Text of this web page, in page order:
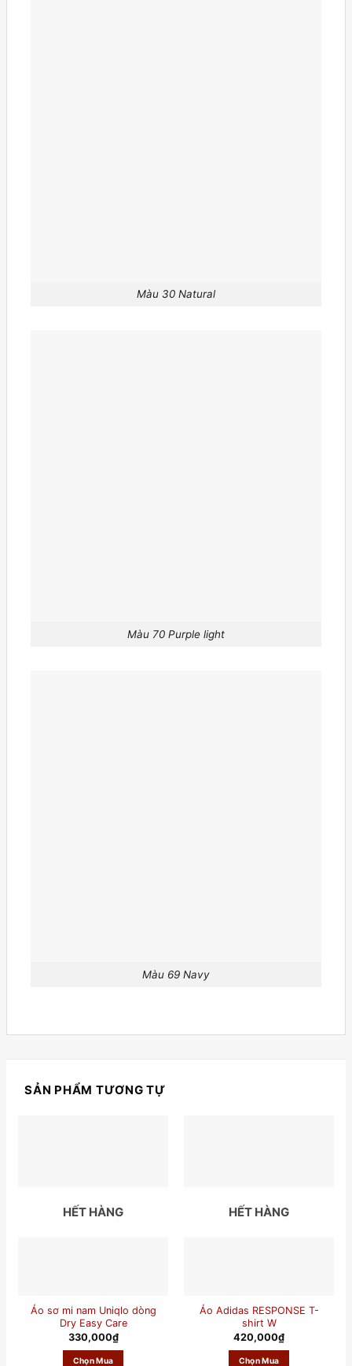
Màu 30 Natural
Màu 70 Purple light
Màu 69 Navy
SẢN PHẨM TƯƠNG TỰ
HẾT HÀNG
Áo sơ mi nam Uniqlo dòng
Dry Easy Care
330,000₫
Chọn Mua
HẾT HÀNG
Áo Adidas RESPONSE T-
shirt W
420,000₫
Chọn Mua